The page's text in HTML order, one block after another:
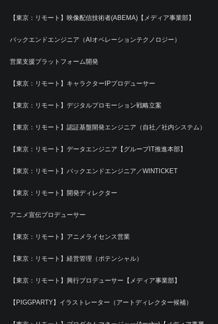
【東京：リモート】映像配信技術者(ABEMA)【メディア事業部】
バックエンドエンジニア（AIオペレーションテクノロジー）
営業支援プラットフォーム開発
【東京：リモート】キャラクターIPプロデューサー
【東京：リモート】デジタルプロモーション戦略立案
【東京：リモート】認証基盤開発エンジニア（自社／社内システム）
【東京：リモート】データエンジニア【グループIT推進本部】
【東京：リモート】バックエンドエンジニア／WINTICKET
【東京：リモート】開発ディレクター
アニメ宣伝プロデューサー
【東京：リモート】アニメライセンス営業
【東京：リモート】経営管理（ポテンシャル）
【東京：リモート】興行プロデューサー【メディア事業部】
【PIGGPARTY】イラストレーター（アートディレクター候補）